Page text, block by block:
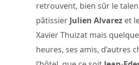
retrouvent, bien sûr le
pâtissier Julien Alvarez et
Xavier Thuizat mais
heures, ses amis, d’autres